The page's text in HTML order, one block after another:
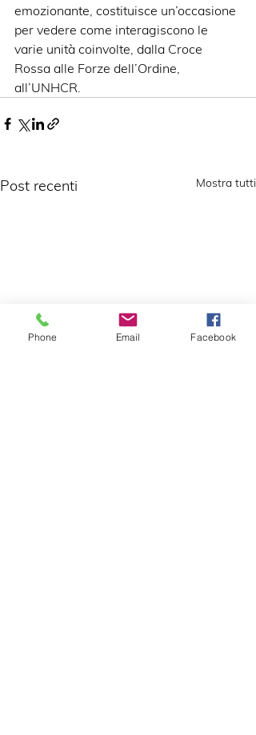
emozionante, costituisce un’occasione
per vedere come interagiscono le
varie unità coinvolte, dalla Croce
Rossa alle Forze dell’Ordine,
all’UNHCR.
Post recenti Mostra tutti
Phone Email Facebook